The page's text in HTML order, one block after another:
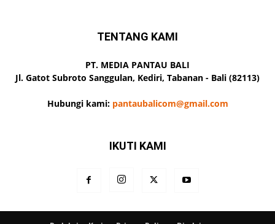
TENTANG KAMI
PT. MEDIA PANTAU BALI
Jl. Gatot Subroto Sanggulan, Kediri, Tabanan - Bali (82113)
Hubungi kami: pantaubalicom@gmail.com
IKUTI KAMI